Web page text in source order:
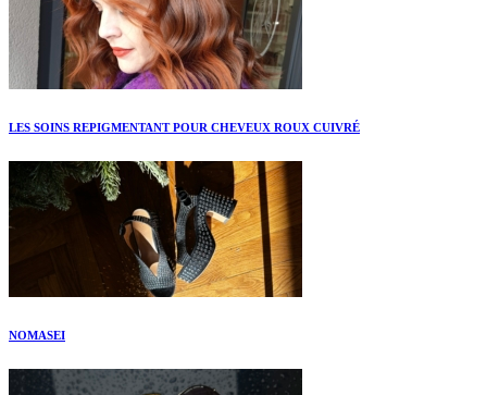
LES SOINS REPIGMENTANT POUR CHEVEUX ROUX CUIVRÉ
NOMASEI